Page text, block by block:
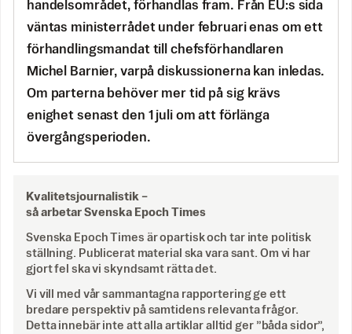
handelsområdet, förhandlas fram. Från EU:s sida
väntas ministerrådet under februari enas om ett
förhandlingsmandat till chefsförhandlaren
Michel Barnier, varpå diskussionerna kan inledas.
Om parterna behöver mer tid på sig krävs
enighet senast den 1 juli om att förlänga
övergångsperioden.
Kvalitetsjournalistik –
så arbetar Svenska Epoch Times
Svenska Epoch Times är opartisk och tar inte politisk
ställning. Publicerat material ska vara sant. Om vi har
gjort fel ska vi skyndsamt rätta det.
Vi vill med vår sammantagna rapportering ge ett
bredare perspektiv på samtidens relevanta frågor.
Detta innebär inte att alla artiklar alltid ger ”båda sidor”,